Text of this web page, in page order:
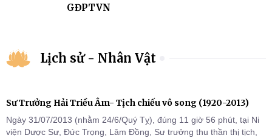
GĐPTVN
Lịch sử - Nhân Vật
Sư Trưởng Hải Triều Âm- Tịch chiếu vô song (1920-2013)
Ngày 31/07/2013 (nhằm 24/6/Quý Tỵ), đúng 11 giờ 56 phút, tại Ni
viện Dược Sư, Đức Trọng, Lâm Đồng, Sư trưởng thu thần thị tịch,